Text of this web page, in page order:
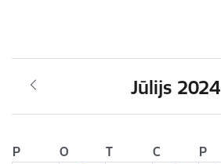
Jūlijs 2024
P O T C P